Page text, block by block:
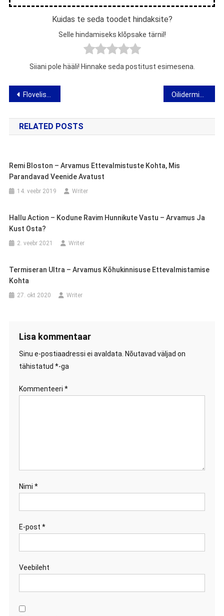
Kuidas te seda toodet hindaksite?
Selle hindamiseks klõpsake tärnil!
Siiani pole hääli! Hinnake seda postitust esimesena.
Navigeerimine
Floveliss – arvamus veenilaiendite, ämblikveenide ja jalgade turse geeli kohta
RELATED POSTS
Remi Bloston – Arvamus Ettevalmistuste Kohta, Mis
Parandavad Veenide Avatust
14. veebr 2019 Writer
Hallu Action – Kodune Ravim Hunnikute Vastu – Arvamus Ja
Kust Osta?
2. veebr 2021 Writer
Termiseran Ultra – Arvamus Kõhukinnisuse Ettevalmistamise
Kohta
27. okt 2020 Writer
Lisa kommentaar
Sinu e-postiaadressi ei avaldata. Nõutavad väljad on
tähistatud *-ga
Kommenteeri *
Nimi *
E-post *
Veebileht